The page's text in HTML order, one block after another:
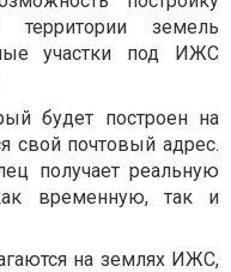
земель
участки под ИЖС
будет построен на
свой почтовый адрес.
получает реальную
временную, так и
на землях ИЖС,